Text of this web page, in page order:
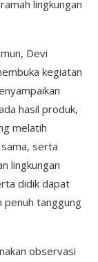
lingkungan
Devi
kegiatan
hasil produk,
melatih
serta
lingkungan
didik dapat
penuh tanggung
observasi